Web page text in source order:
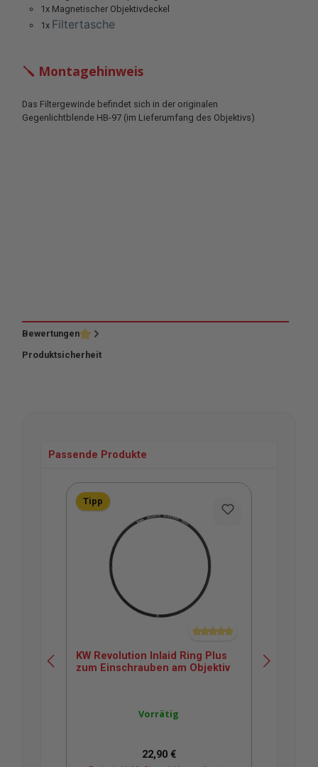
1x Magnetischer Objektivdeckel
1x Filtertasche
🪛 Montagehinweis
Das Filtergewinde befindet sich in der originalen
Gegenlichtblende HB-97 (im Lieferumfang des Objektivs)
Bewertungen
Produktsicherheit
Passende Produkte
Produktgalerie überspringen
Tipp
KW Revolution Inlaid Ring Plus
zum Einschrauben am Objektiv
Vorrätig
Regulärer Preis:
22,90 €